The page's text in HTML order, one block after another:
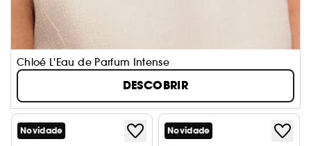
Chloé L'Eau de Parfum Intense
DESCOBRIR
Novidade Novidade